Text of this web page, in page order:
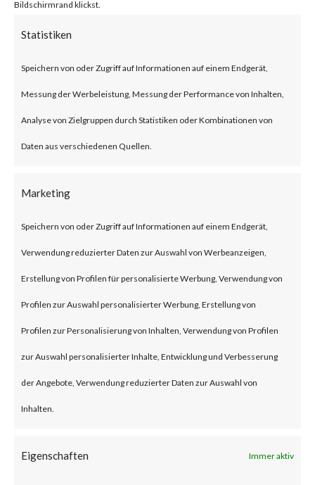
Bildschirmrand klickst.
Statistiken
Speichern von oder Zugriff auf Informationen auf einem Endgerät,
Messung der Werbeleistung, Messung der Performance von Inhalten,
Analyse von Zielgruppen durch Statistiken oder Kombinationen von
Daten aus verschiedenen Quellen.
Marketing
Speichern von oder Zugriff auf Informationen auf einem Endgerät,
Verwendung reduzierter Daten zur Auswahl von Werbeanzeigen,
Erstellung von Profilen für personalisierte Werbung, Verwendung von
Profilen zur Auswahl personalisierter Werbung, Erstellung von
Profilen zur Personalisierung von Inhalten, Verwendung von Profilen
zur Auswahl personalisierter Inhalte, Entwicklung und Verbesserung
der Angebote, Verwendung reduzierter Daten zur Auswahl von
Inhalten.
Eigenschaften Immer aktiv
What is the Vulnerability?
security flaw in the Exchange
Server. Tracked as CVE-2024-
21410, the issue has been
described as a privilege
escalation vulnerability. This
security flaw can let remote
unauthenticated threat actors
escalate privileges in NTLM
relay attacks against vulnerable
reported that the flaw has been